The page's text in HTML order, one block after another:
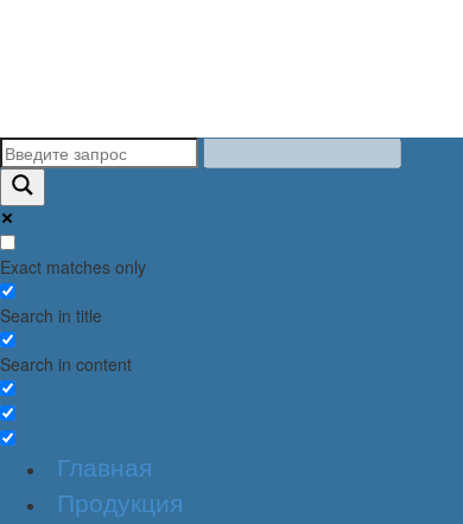
Exact matches only
Search in title
Search in content
Главная
Продукция